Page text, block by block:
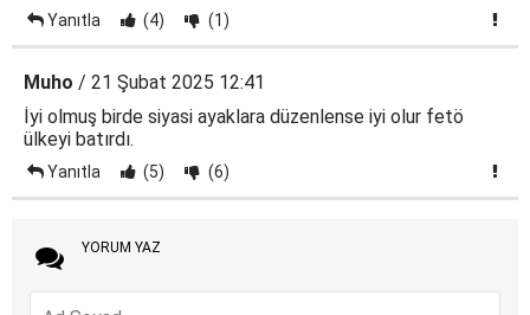
Yanıtla (4) (1)
Muho / 21 Şubat 2025 12:41
İyi olmuş birde siyasi ayaklara düzenlense iyi olur fetö
ülkeyi batırdı.
Yanıtla (5) (6)
YORUM YAZ